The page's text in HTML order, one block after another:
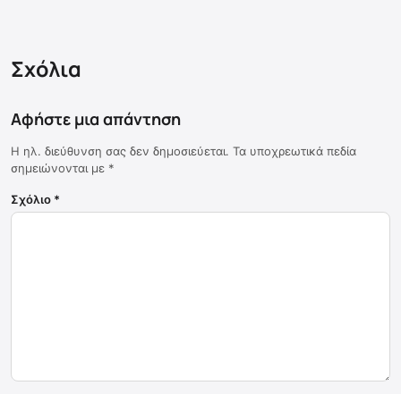
Σχόλια
Αφήστε μια απάντηση
Η ηλ. διεύθυνση σας δεν δημοσιεύεται. Τα υποχρεωτικά πεδία
σημειώνονται με *
Σχόλιο *